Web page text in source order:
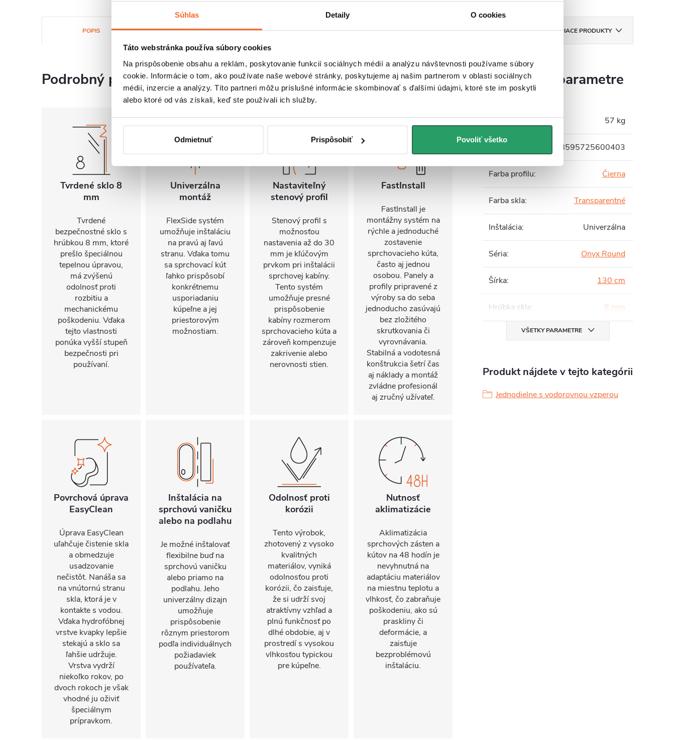
Súhlas Detaily O cookies
Táto webstránka používa súbory cookies
Na prispôsobenie obsahu a reklám, poskytovanie funkcií sociálnych médií a analýzu návštevnosti používame súbory
cookie. Informácie o tom, ako používate naše webové stránky, poskytujeme aj našim partnerom v oblasti sociálnych
médií, inzercie a analýzy. Títo partneri môžu príslušné informácie skombinovať s ďalšími údajmi, ktoré ste im poskytli
alebo ktoré od vás získali, keď ste používali ich služby.
Odmietnuť Prispôsobiť Povoliť všetko
POPIS SÚBORY NA STIAHNUTIE HODNOTENIE DISKUSIA ZNAČKACERANO SÚVISIACE PRODUKTY
Podrobný popis
Tvrdené sklo 8
mm
Tvrdené
bezpečnostné sklo s
hrúbkou 8 mm, ktoré
prešlo špeciálnou
tepelnou úpravou,
má zvýšenú
odolnosť proti
rozbitiu a
mechanickému
poškodeniu. Vďaka
tejto vlastnosti
ponúka vyšší stupeň
bezpečnosti pri
používaní.
Univerzálna
montáž
FlexSide systém
umožňuje inštaláciu
na pravú aj ľavú
stranu. Vďaka tomu
sa sprchovací kút
ľahko prispôsobí
konkrétnemu
usporiadaniu
kúpeľne a jej
priestorovým
možnostiam.
Nastaviteľný
stenový profil
Stenový profil s
možnosťou
nastavenia až do 30
mm je kľúčovým
prvkom pri inštalácii
sprchovej kabíny.
Tento systém
umožňuje presné
prispôsobenie
kabíny rozmerom
sprchovacieho kúta a
zároveň kompenzuje
zakrivenie alebo
nerovnosti stien.
FastInstall
FastInstall je
montážny systém na
rýchle a jednoduché
zostavenie
sprchovacieho kúta,
často aj jednou
osobou. Panely a
profily pripravené z
výroby sa do seba
jednoducho zasúvajú
bez zložitého
skrutkovania či
vyrovnávania.
Stabilná a vodotesná
konštrukcia šetrí čas
aj náklady a montáž
zvládne profesionál
aj zručný užívateľ.
Povrchová úprava
EasyClean
Úprava EasyClean
uľahčuje čistenie skla
a obmedzuje
usadzovanie
nečistôt. Nanáša sa
na vnútornú stranu
skla, ktorá je v
kontakte s vodou.
Vďaka hydrofóbnej
vrstve kvapky lepšie
stekajú a sklo sa
ľahšie udržuje.
Vrstva vydrží
niekoľko rokov, po
dvoch rokoch je však
vhodné ju oživiť
špeciálnym
prípravkom.
Inštalácia na
sprchovú vaničku
alebo na podlahu
Je možné inštalovať
flexibilne buď na
sprchovú vaničku
alebo priamo na
podlahu. Jeho
univerzálny dizajn
umožňuje
prispôsobenie
rôznym priestorom
podľa individuálnych
požiadaviek
používateľa.
Odolnosť proti
korózii
Tento výrobok,
zhotovený z vysoko
kvalitných
materiálov, vyniká
odolnosťou proti
korózii, čo zaisťuje,
že si udrží svoj
atraktívny vzhľad a
plnú funkčnosť po
dlhé obdobie, aj v
prostredí s vysokou
vlhkosťou typickou
pre kúpeľne.
Nutnosť
aklimatizácie
Aklimatizácia
sprchových zásten a
kútov na 48 hodín je
nevyhnutná na
adaptáciu materiálov
na miestnu teplotu a
vlhkosť, čo zabraňuje
poškodeniu, ako sú
praskliny či
deformácie, a
zaisťuje
bezproblémovú
inštaláciu.
Dodatočné parametre
Hmotnosť: 57 kg
8595725600403
Farba profilu: Čierna
Farba skla: Transparentné
Inštalácia: Univerzálna
Séria: Onyx Round
Šírka: 130 cm
Hrúbka skla: 8 mm
VŠETKY PARAMETRE
Produkt nájdete v tejto kategórii
Jednodielne s vodorovnou vzperou